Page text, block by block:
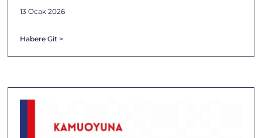
13 Ocak 2026
Habere Git >